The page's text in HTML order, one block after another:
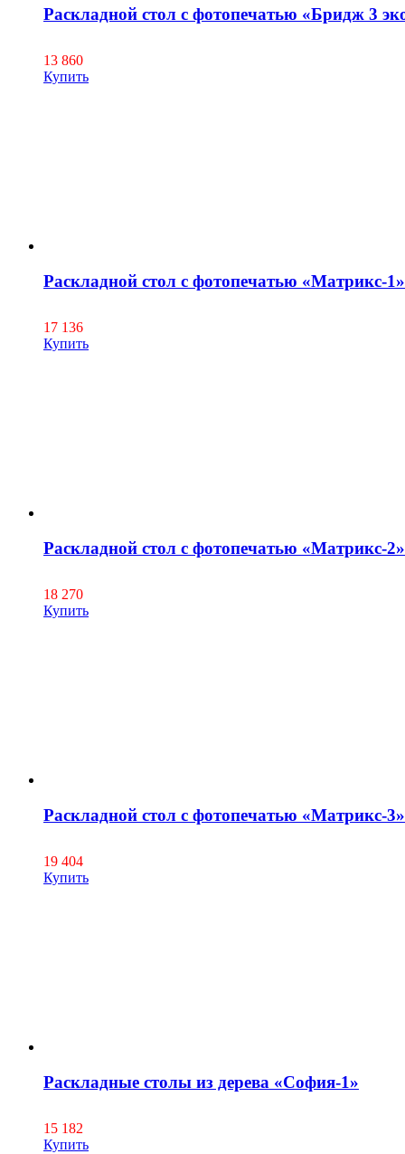
Раскладной стол с фотопечатью «Бридж 3
13 860
Купить
Раскладной стол с фотопечатью «Матрикс-1»
17 136
Купить
Раскладной стол с фотопечатью «Матрикс-2»
18 270
Купить
Раскладной стол с фотопечатью «Матрикс-3»
19 404
Купить
Раскладные столы из дерева «София-1»
15 182
Купить